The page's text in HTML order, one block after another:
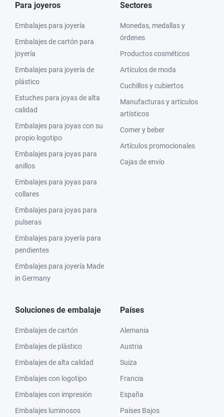
Para joyeros
Embalajes para joyería
Embalajes de cartón para
joyería
Embalajes para joyería de
plástico
Estuches para joyas de alta
calidad
Embalajes para joyas con su
propio logotipo
Embalajes para joyas para
anillos
Embalajes para joyas para
collares
Embalajes para joyas para
pulseras
Embalajes para joyería para
pendientes
Embalajes para joyería Made
in Germany
Sectores
Monedas, medallas y
órdenes
Productos cosméticos
Artículos de moda
Cuchillos y cubiertos
Manufacturas y artículos
artísticos
Comer y beber
Artículos promocionales
Cajas de envío
Soluciones de embalaje
Embalajes de cartón
Embalajes de plástico
Embalajes de alta calidad
Embalajes con logotipo
Embalajes con impresión
Embalajes luminosos
Países
Alemania
Austria
Suiza
Francia
España
Países Bajos